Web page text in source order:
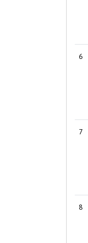
6
7
8